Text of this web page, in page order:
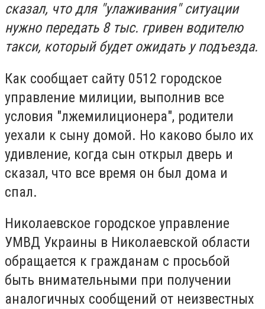
сказал, что для "улаживания" ситуации
нужно передать 8 тыс. гривен водителю
такси, который будет ожидать у подъезда.
Как сообщает сайту 0512 городское
управление милиции, выполнив все
условия "лжемилиционера", родители
уехали к сыну домой. Но каково было их
удивление, когда сын открыл дверь и
сказал, что все время он был дома и
спал.
Николаевское городское управление
УМВД Украины в Николаевской области
обращается к гражданам с просьбой
быть внимательными при получении
аналогичных сообщений от неизвестных